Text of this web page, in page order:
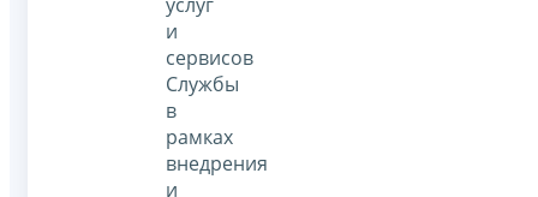
и
сервисов
Службы
в
рамках
внедрения
и